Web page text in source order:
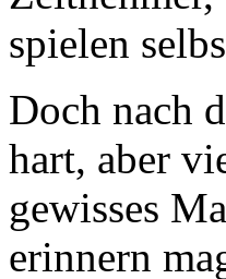
spielen
Doch nach
hart, aber
gewisses
erinnern